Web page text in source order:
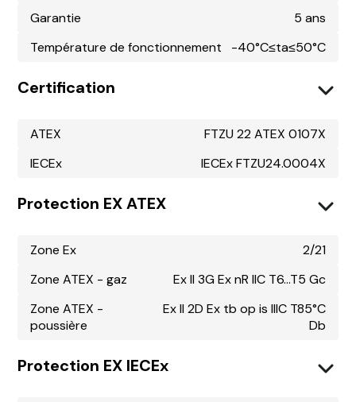
Garantie
5 ans
Température de fonctionnement
-40°C≤ta≤50°C
Certification
ATEX
FTZU 22 ATEX 0107X
IECEx
IECEx FTZU24.0004X
Protection EX ATEX
Zone Ex
2/21
Zone ATEX - gaz
Ex II 3G Ex nR IIC T6...T5 Gc
Zone ATEX -
poussière
Ex II 2D Ex tb op is IIIC T85°C
Db
Protection EX IECEx